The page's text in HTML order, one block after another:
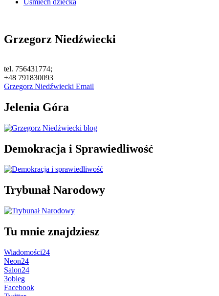
Uśmiech dziecka
Grzegorz Niedźwiecki
tel. 756431774;
+48 791830093
Grzegorz Niedźwiecki Email
Jelenia Góra
Demokracja i Sprawiedliwość
Trybunał Narodowy
Tu mnie znajdziesz
Wiadomości24
Neon24
Salon24
3obieg
Facebook